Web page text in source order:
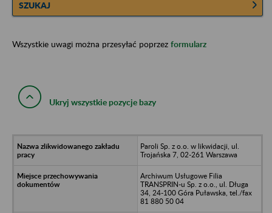
SZUKAJ
Wszystkie uwagi można przesyłać poprzez formularz
Ukryj wszystkie pozycje bazy
Paroli Sp. z o.o. w likwidacji, ul.
Trojańska 7, 02-261 Warszawa
Archiwum Usługowe Filia
TRANSPRIN-u Sp. z o.o., ul. Długa
34, 24-100 Góra Puławska, tel./fax
81 880 50 04